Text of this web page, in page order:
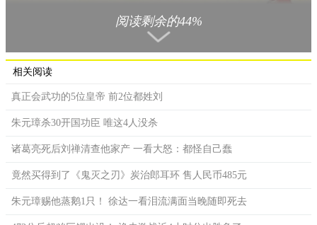
北宋末年宰相王黼，他贪污程度比清朝贪官和珅有过之而无不
六大贼之一的王黼。据《宋史》记载，他为人美风姿，目睛如
这一优点，可以说王黼从外貌上来说完全是一个非常优秀的人。
阅读剩余的44%
相关阅读
真正会武功的5位皇帝 前2位都姓刘
朱元璋杀30开国功臣 唯这4人没杀
诸葛亮死后刘禅清查他家产 一看大怒：都怪自己蠢
竟然买得到了《鬼灭之刃》炭治郎耳环 售人民币485元
朱元璋赐他蒸鹅1只！ 徐达一看泪流满面当晚随即死去